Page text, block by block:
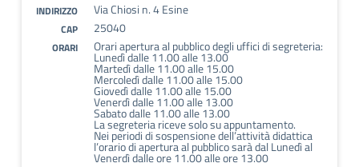
INDIRIZZO Via Chiosi n. 4 Esine
CAP 25040
ORARI Orari apertura al pubblico degli uffici di segreteria:
Lunedì dalle 11.00 alle 13.00
Martedì dalle 11.00 alle 15.00
Mercoledì dalle 11.00 alle 15.00
Giovedì dalle 11.00 alle 15.00
Venerdì dalle 11.00 alle 13.00
Sabato dalle 11.00 alle 13.00
La segreteria riceve solo su appuntamento.
Nei periodi di sospensione dell’attività didattica
l’orario di apertura al pubblico sarà dal Lunedì al
Venerdì dalle ore 11.00 alle ore 13.00